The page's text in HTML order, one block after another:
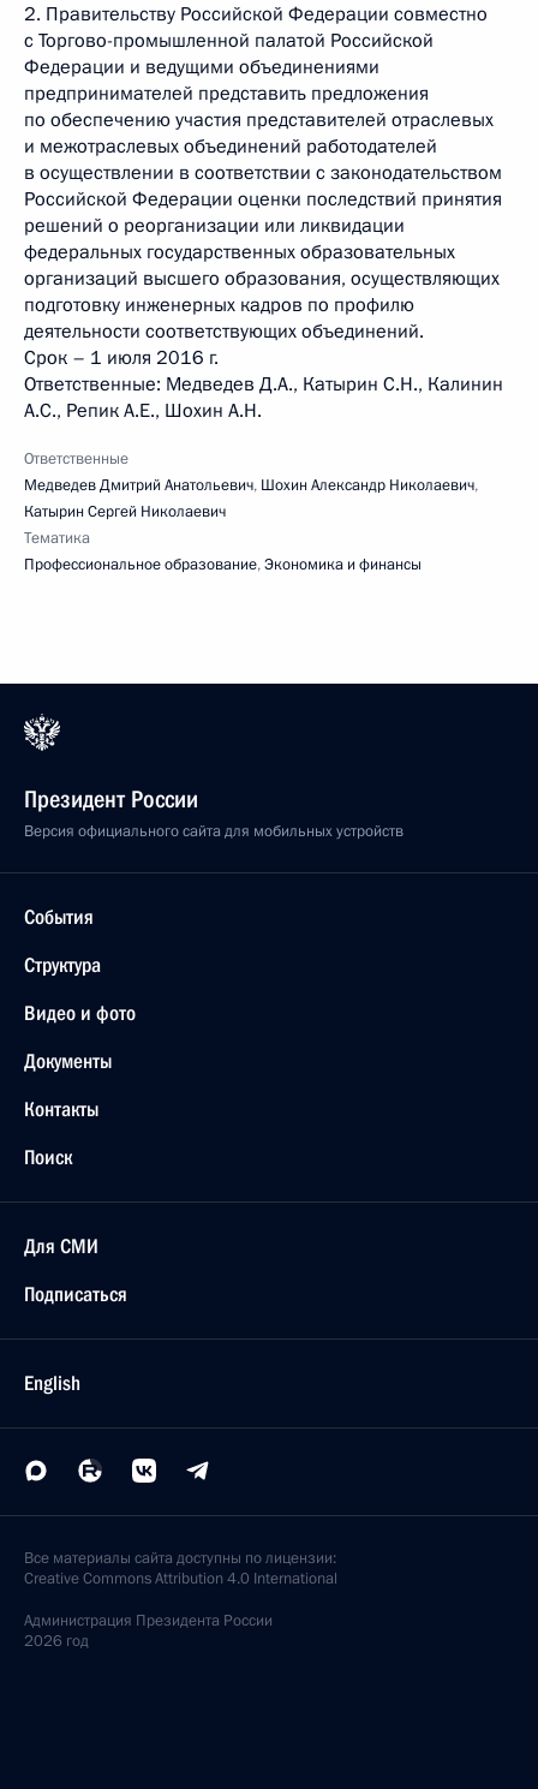
2. Правительству Российской Федерации совместно
с Торгово-промышленной палатой Российской
Федерации и ведущими объединениями
предпринимателей представить предложения
по обеспечению участия представителей отраслевых
и межотраслевых объединений работодателей
в осуществлении в соответствии с законодательством
Российской Федерации оценки последствий принятия
решений о реорганизации или ликвидации
федеральных государственных образовательных
организаций высшего образования, осуществляющих
подготовку инженерных кадров по профилю
деятельности соответствующих объединений.
Срок – 1 июля 2016 г.
Ответственные: Медведев Д.А., Катырин С.Н., Калинин
А.С., Репик А.Е., Шохин А.Н.
Ответственные
Медведев Дмитрий Анатольевич, Шохин Александр Николаевич,
Катырин Сергей Николаевич
Тематика
Профессиональное образование,Экономика и финансы
Президент России
Версия официального сайта для мобильных устройств
События
Структура
Видео и фото
Документы
Контакты
Поиск
Для СМИ
Подписаться
English
Все материалы сайта доступны по лицензии:
Creative Commons Attribution 4.0 International
Администрация Президента России
2026 год